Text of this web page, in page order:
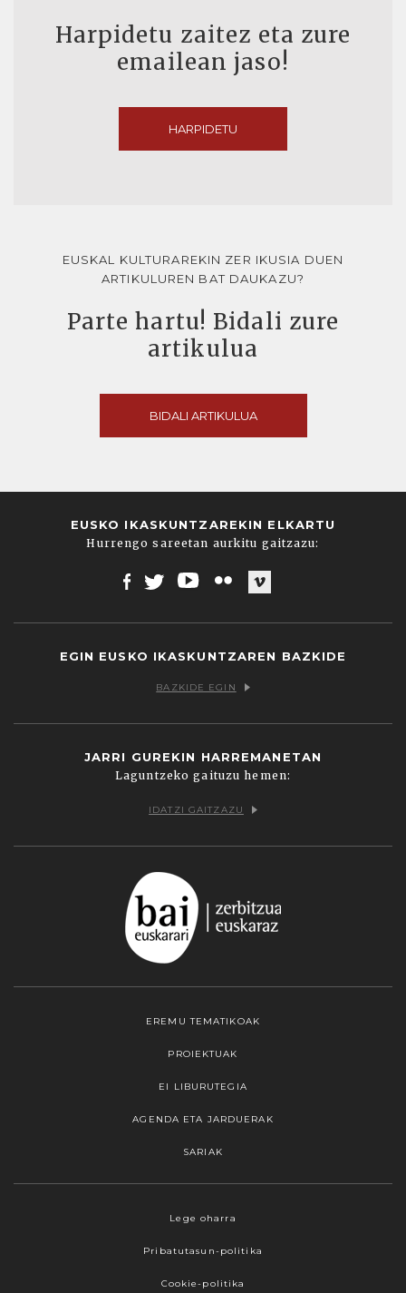
Harpidetu zaitez eta zure
emailean jaso!
HARPIDETU
EUSKAL KULTURAREKIN ZER IKUSIA DUEN
ARTIKULUREN BAT DAUKAZU?
Parte hartu! Bidali zure
artikulua
BIDALI ARTIKULUA
EUSKO IKASKUNTZAREKIN ELKARTU
Hurrengo sareetan aurkitu gaitzazu:
EGIN EUSKO IKASKUNTZAREN BAZKIDE
BAZKIDE EGIN
JARRI GUREKIN HARREMANETAN
Laguntzeko gaituzu hemen:
IDATZI GAITZAZU
EREMU TEMATIKOAK
PROIEKTUAK
EI LIBURUTEGIA
AGENDA ETA JARDUERAK
SARIAK
Lege oharra
Pribatutasun-politika
Cookie-politika
Webgune honek cookieak erabiltzen ditu,
nabigatzeko nahiago duzun cookie aukera.
Guztiz desaktibatzea ere hauta dezakezu.